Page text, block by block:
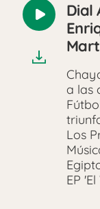
Reproducir
audio
Dial
a las
Los
EP